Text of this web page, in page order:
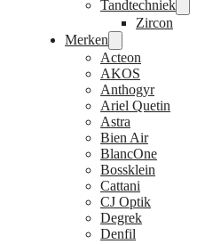
Tandtechniek
Zircon
Merken
Acteon
AKOS
Anthogyr
Ariel Quetin
Astra
Bien Air
BlancOne
Bossklein
Cattani
CJ Optik
Degrek
Denfil